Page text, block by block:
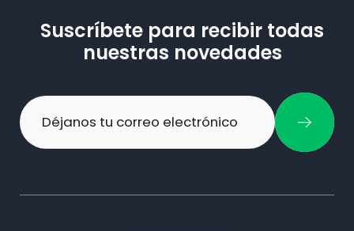
Suscríbete para recibir todas
nuestras novedades